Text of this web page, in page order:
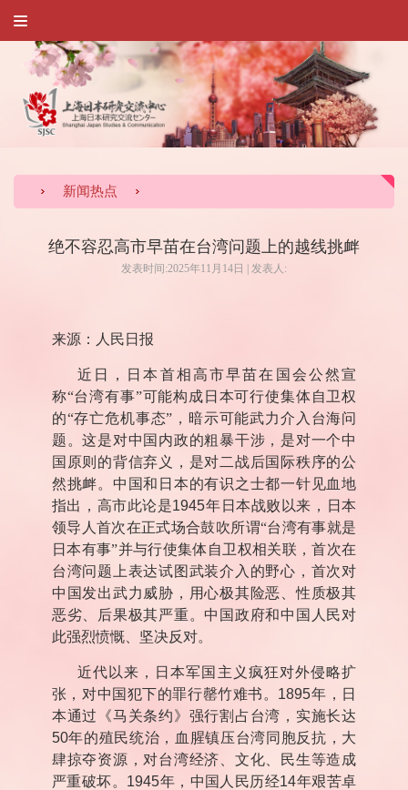
新闻热点
绝不容忍高市早苗在台湾问题上的越线挑衅
发表时间:2025年11月14日 | 发表人:
来源：人民日报
近日，日本首相高市早苗在国会公然宣
称“台湾有事”可能构成日本可行使集体自卫权
的“存亡危机事态”，暗示可能武力介入台海问
题。这是对中国内政的粗暴干涉，是对一个中
国原则的背信弃义，是对二战后国际秩序的公
然挑衅。中国和日本的有识之士都一针见血地
指出，高市此论是1945年日本战败以来，日本
领导人首次在正式场合鼓吹所谓“台湾有事就是
日本有事”并与行使集体自卫权相关联，首次在
台湾问题上表达试图武装介入的野心，首次对
中国发出武力威胁，用心极其险恶、性质极其
恶劣、后果极其严重。中国政府和中国人民对
此强烈愤慨、坚决反对。
近代以来，日本军国主义疯狂对外侵略扩
张，对中国犯下的罪行罄竹难书。 1895年，日
本通过《马关条约》强行割占台湾，实施长达
50年的殖民统治，血腥镇压台湾同胞反抗，大
肆掠夺资源，对台湾经济、文化、民生等造成
严重破坏。 1945年，中国人民历经14年艰苦卓